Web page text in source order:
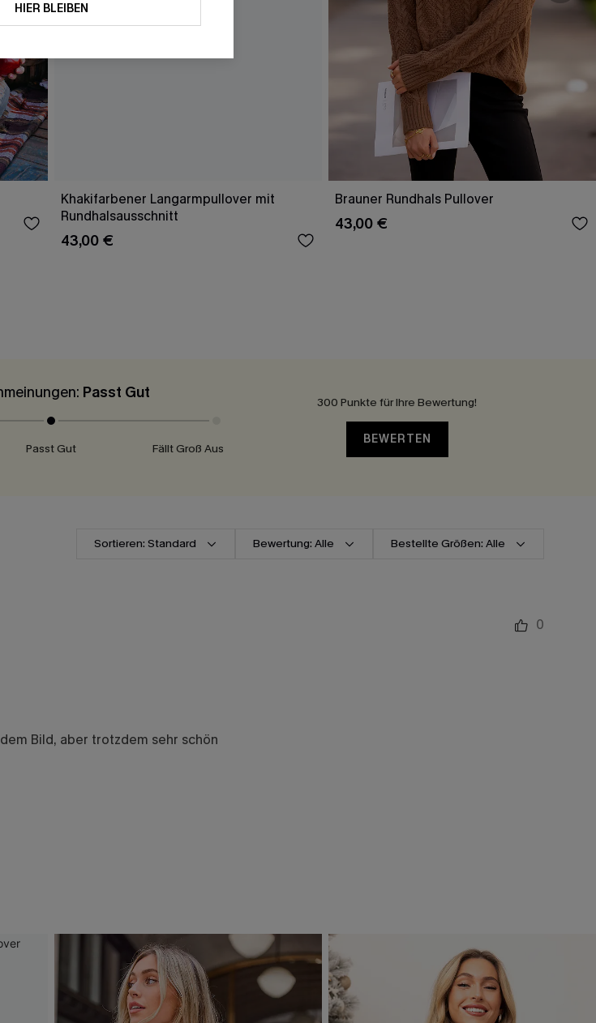
Khakifarbener Langarmpullover mit
Rundhalsausschnitt
43,00 €
Brauner Rundhals Pullover
43,00 €
Passt Gut
Passt Gut Fällt Groß Aus
300 Punkte für Ihre Bewertung!
BEWERTEN
Sortieren: Standard Bewertung: Alle Bestellte Größen: Alle
0
Bild, aber trotzdem sehr schön
HIER BLEIBEN